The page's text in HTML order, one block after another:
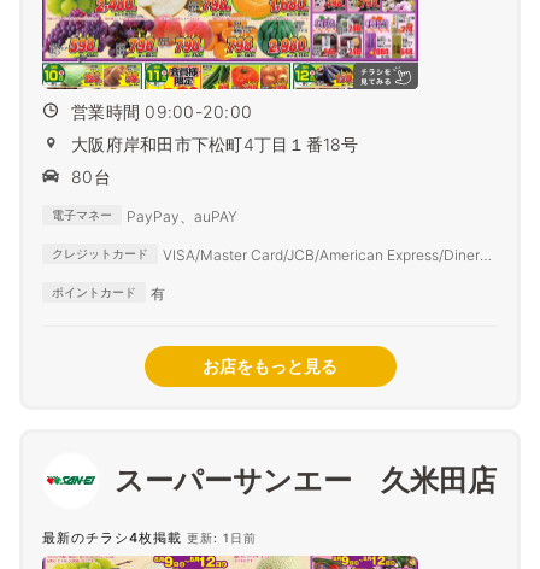
営業時間 09:00-20:00
大阪府岸和田市下松町4丁目１番18号
80台
電子マネー PayPay、auPAY
クレジットカード
VISA/Master Card/JCB/American Express/Diners
ポイントカード 有
お店をもっと見る
スーパーサンエー 久米田店
最新のチラシ4枚掲載 更新: 1日前